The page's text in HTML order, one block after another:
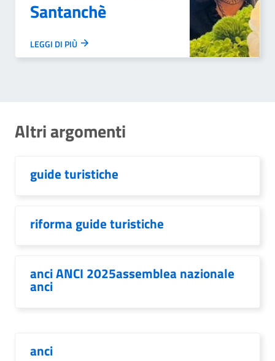
Santanchè
LEGGI DI PIÙ
Altri argomenti
guide turistiche
riforma guide turistiche
anci ANCI 2025assemblea nazionale
anci
anci